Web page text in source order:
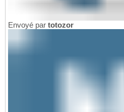
Envoyé par totozor